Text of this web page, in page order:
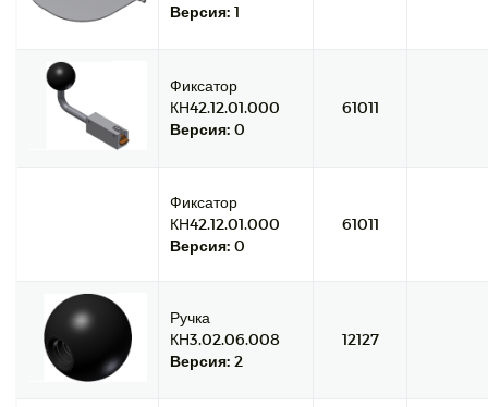
Версия: 1
Фиксатор
КН42.12.01.000
Версия: 0
61011
Фиксатор
КН42.12.01.000
Версия: 0
61011
Ручка
КН3.02.06.008
Версия: 2
12127